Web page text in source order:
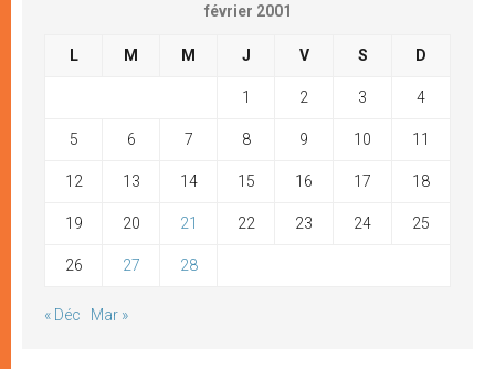
février 2001
L M M J V S D
1 2 3 4
5 6 7 8 9 10 11
12 13 14 15 16 17 18
19 20 21 22 23 24 25
26 27 28
« Déc Mar »